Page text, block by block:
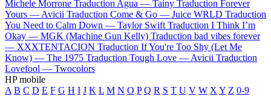
Michele Morrone Traduction Agua — Tainy Traduction Forever
Yours — Avicii Traduction Come & Go — Juice WRLD Traduction
You Need to Calm Down — Taylor Swift Traduction I Think I’m
Okay — MGK (Machine Gun Kelly) Traduction bad vibes forever
— XXXTENTACION Traduction If You're Too Shy (Let Me
Know) — The 1975 Traduction Tough Love — Avicii Traduction
Lovefool — Twocolors
HP mobile
A B C D E F G H I J K L M N O P Q R S T U V W X Y Z 0-9